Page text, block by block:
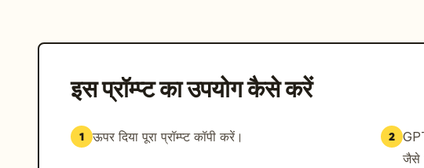
इस प्रॉम्प्ट का उपयोग कैसे करें
1 ऊपर दिया पूरा प्रॉम्प्ट कॉपी करें। 2
जैसे